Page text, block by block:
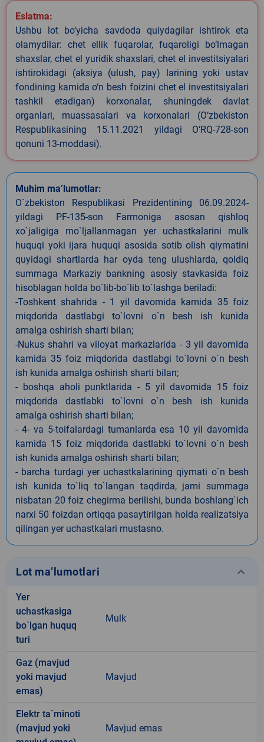
Eslatma:
Ushbu lot bo‘yicha savdoda quiydagilar ishtirok eta
olamydilar: chet ellik fuqarolar, fuqaroligi bo‘lmagan
shaxslar, chet el yuridik shaxslari, chet el investitsiyalari
ishtirokidagi (aksiya (ulush, pay) larining yoki ustav
fondining kamida o‘n besh foizini chet el investitsiyalari
tashkil etadigan) korxonalar, shuningdek davlat
organlari, muassasalari va korxonalari (O‘zbekiston
Respublikasining 15.11.2021 yildagi O‘RQ-728-son
qonuni 13-moddasi).
Muhim ma’lumotlar:
O`zbekiston Respublikasi Prezidentining 06.09.2024-
yildagi PF-135-son Farmoniga asosan qishloq
xo`jaligiga mo`ljallanmagan yer uchastkalarini mulk
huquqi yoki ijara huquqi asosida sotib olish qiymatini
quyidagi shartlarda har oyda teng ulushlarda, qoldiq
summaga Markaziy bankning asosiy stavkasida foiz
hisoblagan holda bo`lib-bo`lib to`lashga beriladi:
-Toshkent shahrida - 1 yil davomida kamida 35 foiz
miqdorida dastlabgi to`lovni o`n besh ish kunida
amalga oshirish sharti bilan;
-Nukus shahri va viloyat markazlarida - 3 yil davomida
kamida 35 foiz miqdorida dastlabgi to`lovni o`n besh
ish kunida amalga oshirish sharti bilan;
- boshqa aholi punktlarida - 5 yil davomida 15 foiz
miqdorida dastlabki to`lovni o`n besh ish kunida
amalga oshirish sharti bilan;
- 4- va 5-toifalardagi tumanlarda esa 10 yil davomida
kamida 15 foiz miqdorida dastlabki to`lovni o`n besh
ish kunida amalga oshirish sharti bilan;
- barcha turdagi yer uchastkalarining qiymati o`n besh
ish kunida to`liq to`langan taqdirda, jami summaga
nisbatan 20 foiz chegirma berilishi, bunda boshlang`ich
narxi 50 foizdan ortiqqa pasaytirilgan holda realizatsiya
qilingan yer uchastkalari mustasno.
Lot ma’lumotlari keyboard_arrow_down
Yer
uchastkasiga
bo`lgan huquq
turi
Mulk
Gaz (mavjud
yoki mavjud
emas)
Mavjud
Elektr ta`minoti
(mavjud yoki
Mavjud emas